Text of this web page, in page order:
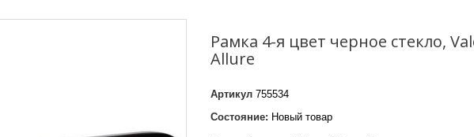
LEZARD
Lezard Deriy
Рамка 4-я цвет черное стекло,
Allure
Артикул 755534
Состояние: Новый товар